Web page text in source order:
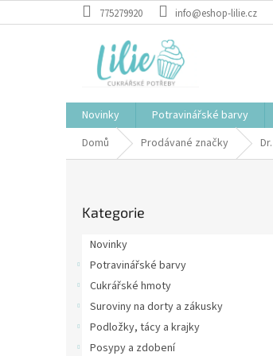
na
775279920 info@eshop-lilie.cz
Novinky Potravinářské barvy
Domů
Prodávané značky
kategorie
Kategorie
Novinky
Potravinářské barvy
Cukrářské hmoty
Suroviny na dorty a zákusky
Podložky, tácy a krajky
Posypy a zdobení